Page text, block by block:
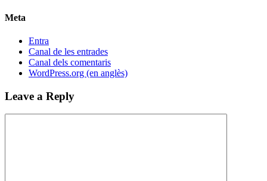
Meta
Entra
Canal de les entrades
Canal dels comentaris
WordPress.org (en anglès)
Leave a Reply